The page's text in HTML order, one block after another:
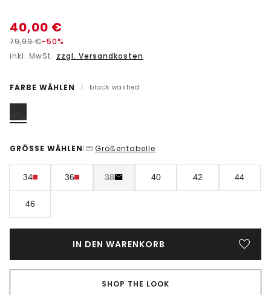
40,00 €
79,99€-50%
inkl. MwSt. zzgl. Versandkosten
FARBE WÄHLEN | black washed
GRÖSSE WÄHLEN | Größentabelle
34 36 38 40 42 44
46
IN DEN WARENKORB
SHOP THE LOOK